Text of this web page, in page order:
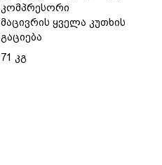
კომპრესორი
მაცივრის ყველა კუთხის
გაციება
71 კგ